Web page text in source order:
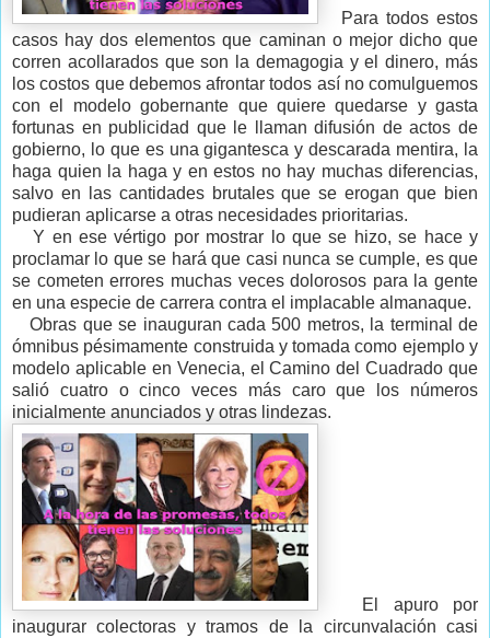
Para todos estos
casos hay dos elementos que caminan o mejor dicho que
corren acollarados que son la demagogia y el dinero, más
los costos que debemos afrontar todos así no comulguemos
con el modelo gobernante que quiere quedarse y gasta
fortunas en publicidad que le llaman difusión de actos de
gobierno, lo que es una gigantesca y descarada mentira, la
haga quien la haga y en estos no hay muchas diferencias,
salvo en las cantidades brutales que se erogan que bien
pudieran aplicarse a otras necesidades prioritarias.
Y en ese vértigo por mostrar lo que se hizo, se hace y
proclamar lo que se hará que casi nunca se cumple, es que
se cometen errores muchas veces dolorosos para la gente
en una especie de carrera contra el implacable almanaque.
Obras que se inauguran cada 500 metros, la terminal de
ómnibus pésimamente construida y tomada como ejemplo y
modelo aplicable en Venecia, el Camino del Cuadrado que
salió cuatro o cinco veces más caro que los números
inicialmente anunciados y otras lindezas.
El apuro por
inaugurar colectoras y tramos de la circunvalación casi